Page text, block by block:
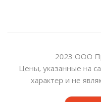
2023 ООО
Цены, указанные на
характер и не